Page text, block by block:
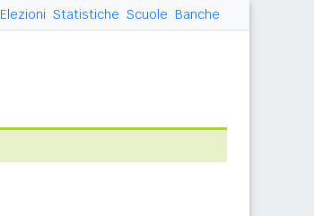
Elezioni Statistiche Scuole Banche